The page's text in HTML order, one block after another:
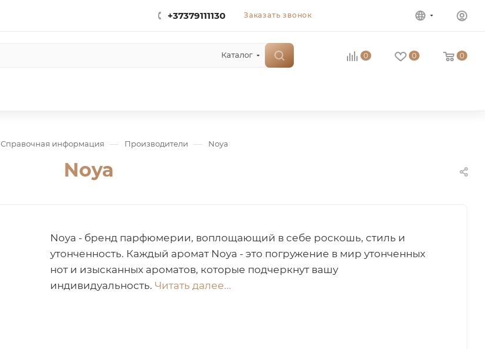
+37379111130 Заказать звонок
Каталог 0 0 0
Справочная информация — Производители — Noya
Noya
Noya - бренд парфюмерии, воплощающий в себе роскошь, стиль и
утонченность. Каждый аромат Noya - это погружение в мир утонченных
нот и изысканных ароматов, которые подчеркнут вашу
индивидуальность. Читать далее...